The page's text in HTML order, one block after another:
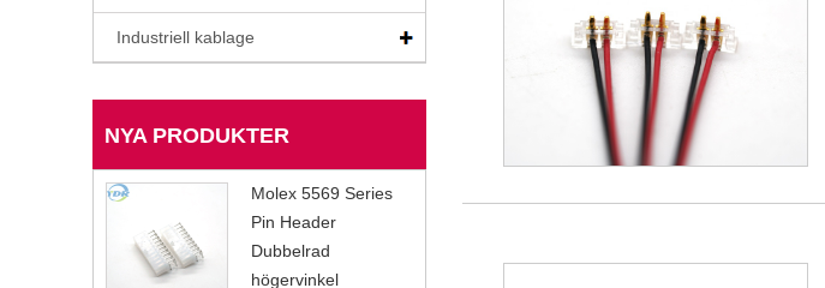
Industriell kablage
NYA PRODUKTER
Molex 5569 Series
Pin Header
Dubbelrad
högervinkel